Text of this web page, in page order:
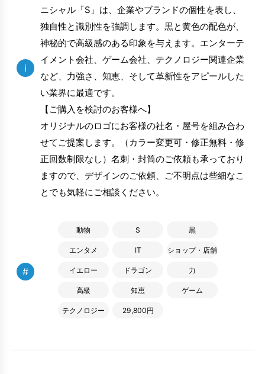
i
ニシャル「S」は、企業やブランドの個性を表し、
独自性と識別性を強調します。黒と黄色の配色が、
神秘的で高級感のある印象を与えます。エンターテ
イメント会社、ゲーム会社、テクノロジー関連企業
など、力強さ、知恵、そして革新性をアピールした
い業界に最適です。
【ご購入を検討のお客様へ】
オリジナルのロゴにお客様の社名・屋号を組み合わ
せてご提案します。（カラー変更可・修正無料・修
正回数制限なし）名刺・封筒のご依頼も承っており
ますので、デザインのご依頼、ご不明点は些細なこ
とでも気軽にご相談ください。
#
動物 S 黒
エンタメ IT ショップ・店舗
イエロー ドラゴン 力
高級 知恵 ゲーム
テクノロジー 29,800円